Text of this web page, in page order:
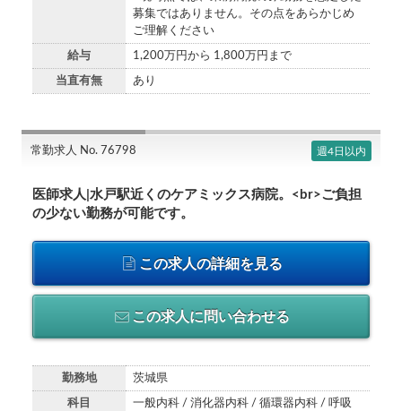
募集ではありません。その点をあらかじめ
ご理解ください
給与 1,200万円から 1,800万円まで
当直有無 あり
常勤求人 No. 76798 週4日以内
医師求人|水戸駅近くのケアミックス病院。<br>ご負担
の少ない勤務が可能です。
この求人の詳細を見る
この求人に問い合わせる
勤務地 茨城県
科目
一般内科 / 消化器内科 / 循環器内科 / 呼吸